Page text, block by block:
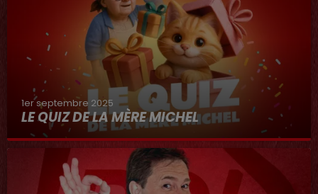
1er septembre 2025
LE QUIZ DE LA MÈRE MICHEL